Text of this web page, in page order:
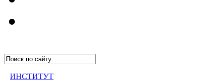
ИНСТИТУТ